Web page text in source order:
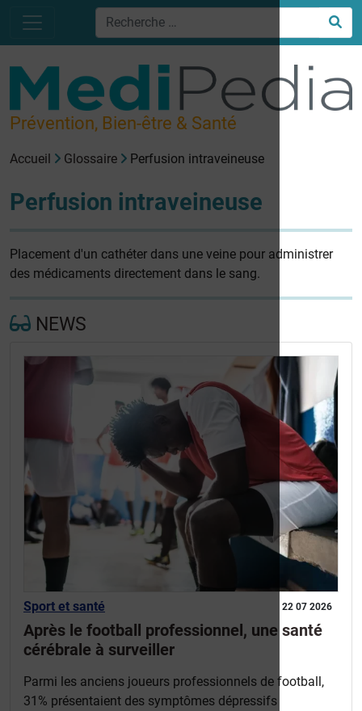
Prévention, Bien-être & Santé
Accueil Glossaire Perfusion intraveineuse
Perfusion intraveineuse
Placement d'un cathéter dans une veine pour administrer
des médicaments directement dans le sang.
NEWS
22 07 2026
Sport et santé
Après le football professionnel, une santé
cérébrale à surveiller
Parmi les anciens joueurs professionnels de football,
31% présentaient des symptômes dépressifs